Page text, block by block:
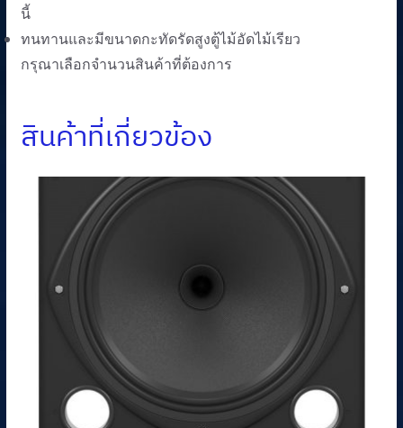
นี้
ทนทานและมีขนาดกะทัดรัดสูงตู้ไม้อัดไม้เรียว
กรุณาเลือกจำนวนสินค้าที่ต้องการ
สินค้าที่เกี่ยวข้อง